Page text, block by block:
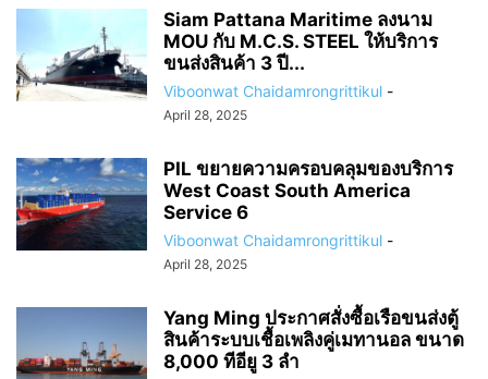
Siam Pattana Maritime ลงนาม
MOU กับ M.C.S. STEEL ให้บริการ
ขนส่งสินค้า 3 ปี...
Viboonwat Chaidamrongrittikul -
April 28, 2025
PIL ขยายความครอบคลุมของบริการ
West Coast South America
Service 6
Viboonwat Chaidamrongrittikul -
April 28, 2025
Yang Ming ประกาศสั่งซื้อเรือขนส่งตู้
สินค้าระบบเชื้อเพลิงคู่เมทานอล ขนาด
8,000 ทีอียู 3 ลำ